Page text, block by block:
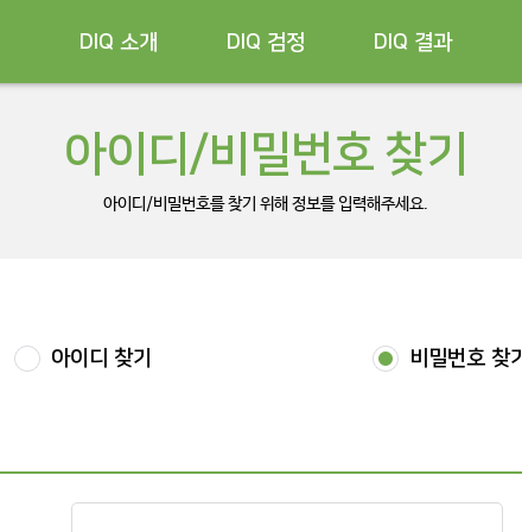
DIQ 소개 DIQ 검정 DIQ 결과
아이디/비밀번호 찾기
아이디/비밀번호를 찾기 위해 정보를 입력해주세요.
아이디 찾기 비밀번호 찾기